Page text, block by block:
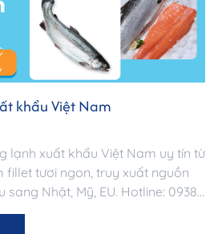
khẩu Việt Nam
lạnh xuất khẩu Việt Nam uy tín từ
fillet tươi ngon, truy xuất nguồn
Nhật, Mỹ, EU. Hotline: 0938